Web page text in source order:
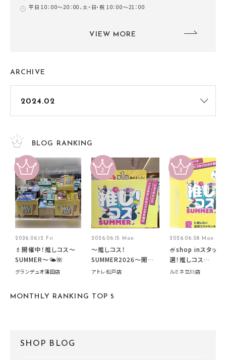
平日 10：00～20：00、土・日・祝 10：00～21：00
VIEW MORE
ARCHIVE
BLOG RANKING
2026.06.12 Fri
💄開催中！推しコス〜
SUMMER〜🌤️🌺
グランデュオ蒲田店
2026.06.15 Mon
～推しコス！
SUMMER2026～開催
中です！
アトレ松戸店
2026.06.08 Mon
🍧shop inスタッフ
選！推しコス
summer2026開催
ルミネ立川店
MONTHLY RANKING TOP 5
SHOP BLOG